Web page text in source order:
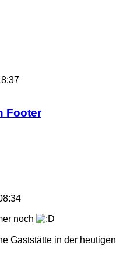
Footer
noch
Gaststätte in der heutigen